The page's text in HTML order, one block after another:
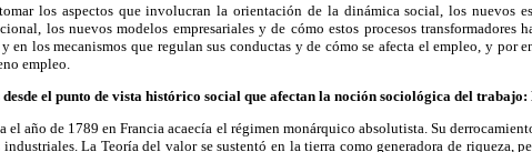
los aspectos que involucran la orientación de la dinámica social, los nuevos
los nuevos modelos empresariales y de cómo estos procesos transformadores
en los mecanismos que regulan sus conductas y de cómo se afecta el empleo, y por
empleo.
el punto de vista histórico social que afectan la noción sociológica del
el año de 1789 en Francia acaecía el régimen monárquico absolutista. Su
industriales. La Teoría del valor se sustentó en la tierra como generadora de riqueza,